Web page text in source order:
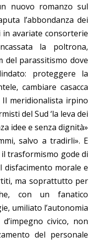
nuovo romanzo sul
l’abbondanza dei
avariate consorterie
la poltrona,
parassitismo dove
proteggere la
cambiare casacca
Il meridionalista irpino
del Sud ‘la leva dei
idee e senza dignità»
salvo a tradirli». E
trasformismo gode di
morale e
ma soprattutto per
con un fanatico
umiliato l’autonomia
civico, non
del personale